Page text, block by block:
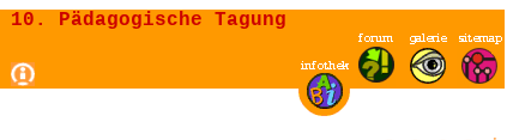
10. Pädagogische Tagung